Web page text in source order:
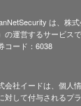
は、株
の運営するサービスで
コード：6038
会社イードは、個人
対して付与されるプ